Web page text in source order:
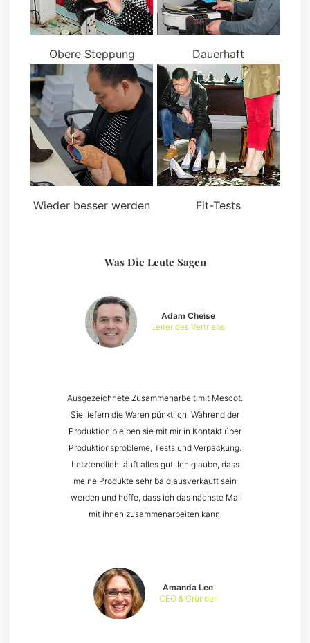
Obere Steppung Dauerhaft
Wieder besser werden Fit-Tests
Was Die Leute Sagen
Amanda Lee
CEO & Gründer
Ausgezeichnete Zusammenarbeit mit Mescot.
Sie liefern die Waren pünktlich. Während der
Produktion bleiben sie mit mir in Kontakt über
Produktionsprobleme, Tests und Verpackung.
Letztendlich läuft alles gut. Ich glaube, dass
meine Produkte sehr bald ausverkauft sein
werden und hoffe, dass ich das nächste Mal
mit ihnen zusammenarbeiten kann.
Adam Cheise
Leiter des Vertriebs